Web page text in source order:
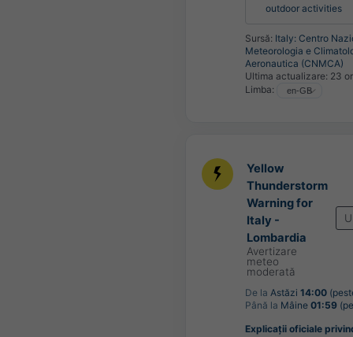
outdoor activities
Sursă: Italy: Centro
Meteorologia e
Aeronautica (CNMCA)
Ultima actualizare: 23
Limba:
Yellow
Thunderstorm
Warning for
Italy -
Lombardia
Avertizare
meteo
moderată
De la Astăzi 14:00
Până la Mâine 01:59
Explicații oficiale